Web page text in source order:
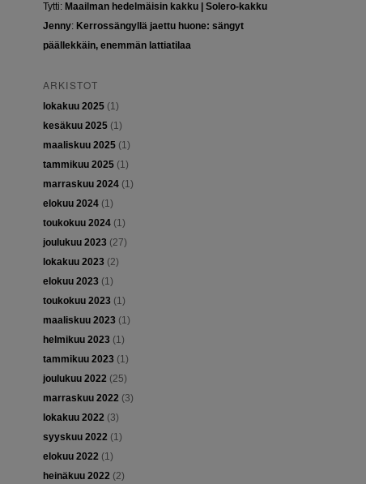
Tytti: Maailman hedelmäisin kakku | Solero-kakku
Jenny: Kerrossängyllä jaettu huone: sängyt
päällekkäin, enemmän lattiatilaa
ARKISTOT
lokakuu 2025(1)
kesäkuu 2025(1)
maaliskuu 2025(1)
tammikuu 2025(1)
marraskuu 2024(1)
elokuu 2024(1)
toukokuu 2024(1)
joulukuu 2023(27)
lokakuu 2023(2)
elokuu 2023(1)
toukokuu 2023(1)
maaliskuu 2023(1)
helmikuu 2023(1)
tammikuu 2023(1)
joulukuu 2022(25)
marraskuu 2022(3)
lokakuu 2022(3)
syyskuu 2022(1)
elokuu 2022(1)
heinäkuu 2022(2)